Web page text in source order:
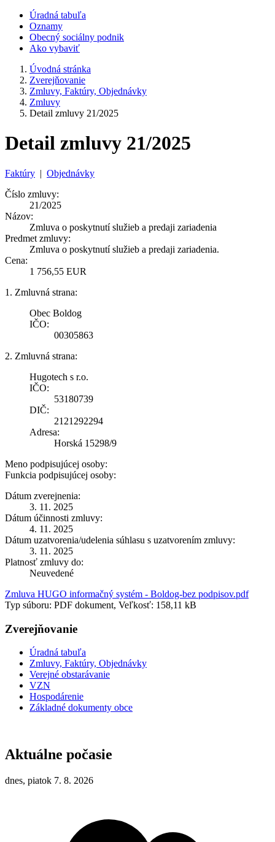
Úradná tabuľa
Oznamy
Obecný sociálny podnik
Ako vybaviť
Úvodná stránka
Zverejňovanie
Zmluvy, Faktúry, Objednávky
Zmluvy
Detail zmluvy 21/2025
Detail zmluvy 21/2025
Faktúry | Objednávky
Číslo zmluvy:
21/2025
Názov:
Zmluva o poskytnutí služieb a predaji zariadenia
Predmet zmluvy:
Zmluva o poskytnutí služieb a predaji zariadenia.
Cena:
1 756,55 EUR
1. Zmluvná strana:
Obec Boldog
IČO:
00305863
2. Zmluvná strana:
Hugotech s r.o.
IČO:
53180739
DIČ:
2121292294
Adresa:
Horská 15298/9
Meno podpisujúcej osoby:
Funkcia podpisujúcej osoby:
Dátum zverejnenia:
3. 11. 2025
Dátum účinnosti zmluvy:
4. 11. 2025
Dátum uzatvorenia/udelenia súhlasu s uzatvorením zmluvy:
3. 11. 2025
Platnosť zmluvy do:
Neuvedené
Zmluva HUGO informačný systém - Boldog-bez podpisov.pdf
Typ súboru: PDF dokument, Veľkosť: 158,11 kB
Zverejňovanie
Úradná tabuľa
Zmluvy, Faktúry, Objednávky
Verejné obstarávanie
VZN
Hospodárenie
Základné dokumenty obce
Aktuálne počasie
dnes, piatok 7. 8. 2026